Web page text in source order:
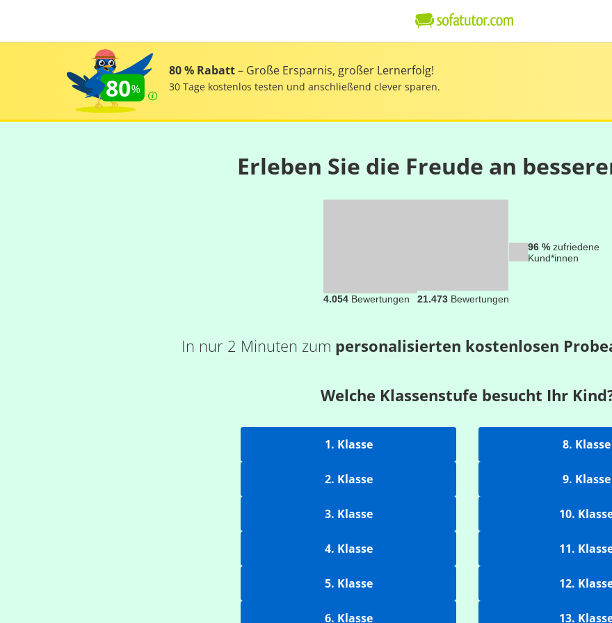
80
80 % Rabatt– Große Ersparnis, großer Lernerfolg!
30 Tage kostenlos testen und anschließend clever sparen.
Erleben Sie die Freude an
4.054Bewertungen 21.473Bewertungen
96 %zufriedene
Kund*innen
In nur 2 Minuten zum personalisierten kostenlosen
Welche Klassenstufe besucht Ihr
1. Klasse
2. Klasse
3. Klasse
4. Klasse
5. Klasse
6. Klasse
8. Klasse
9. Klasse
10.
11.
12.
13.